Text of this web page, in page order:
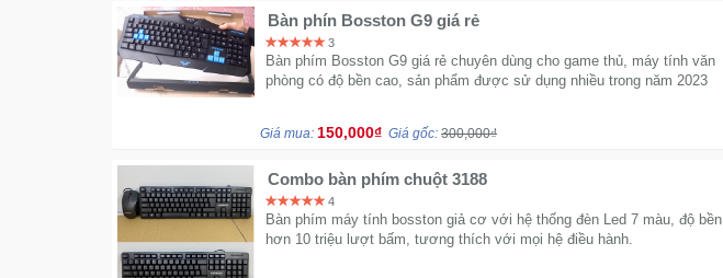
Bàn phín Bosston G9 giá rẻ
3
Bàn phím Bosston G9 giá rẻ chuyên dùng cho game thủ, máy tính văn
phòng có độ bền cao, sản phẩm được sử dụng nhiều trong năm 2023
Giá mua: 150,000₫ Giá gốc: 300,000₫
Combo bàn phím chuột 3188
4
Bàn phím máy tính bosston giả cơ với hệ thống đèn Led 7 màu, độ bền
hơn 10 triệu lượt bấm, tương thích với mọi hệ điều hành.